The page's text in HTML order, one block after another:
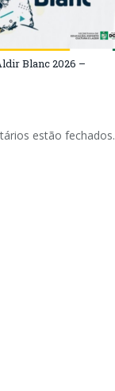
Blanc 2026 –
estão fechados.